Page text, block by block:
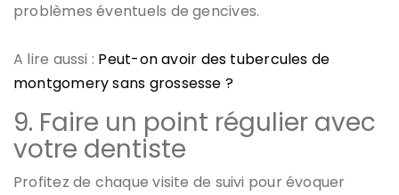
problèmes éventuels de gencives.
A lire aussi : Peut-on avoir des tubercules de
montgomery sans grossesse ?
9. Faire un point régulier avec
votre dentiste
Profitez de chaque visite de suivi pour évoquer